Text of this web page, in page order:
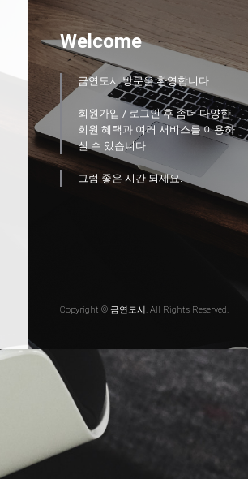
Welcome
금연도시 방문을 환영합니다.
회원가입 / 로그인 후 좀더 다양한
회원 혜택과 여러 서비스를 이용하
실 수 있습니다.
그럼 좋은 시간 되세요.
Copyright © 금연도시. All Rights Reserved.